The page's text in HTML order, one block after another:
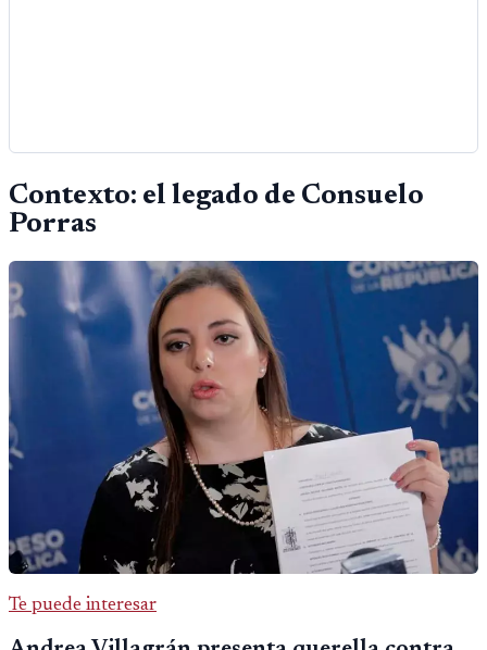
Contexto: el legado de Consuelo
Porras
Te puede interesar